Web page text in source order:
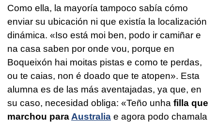
Como ella, la mayoría tampoco sabía cómo
enviar su ubicación ni que existía la localización
dinámica. «Iso está moi ben, podo ir camiñar e
na casa saben por onde vou, porque en
Boqueixón hai moitas pistas e como te perdas,
ou te caias, non é doado que te atopen». Esta
alumna es de las más aventajadas, ya que, en
su caso, necesidad obliga: «Teño unha filla que
marchou para Australia e agora podo chamala